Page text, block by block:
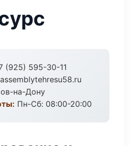
(925) 595-30-11
на-Дону
Пн-Сб: 08:00-20:00